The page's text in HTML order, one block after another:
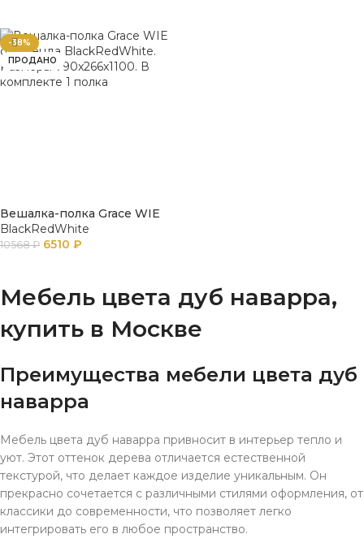
-38%
ПРОДАНО
Вешалка-полка Grace WIE
BlackRedWhite
10568₽ 6510 ₽
Мебель цвета дуб наварра,
купить в Москве
Преимущества мебели цвета дуб
наварра
Мебель цвета дуб наварра привносит в интерьер тепло и
уют. Этот оттенок дерева отличается естественной
текстурой, что делает каждое изделие уникальным. Он
прекрасно сочетается с различными стилями оформления, от
классики до современности, что позволяет легко
интегрировать его в любое пространство.